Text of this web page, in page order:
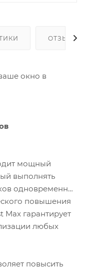
ОТЗЫВЫ
окно в
мощный
выполнять
одновременно.
повышения
Max гарантирует
любых
повысить